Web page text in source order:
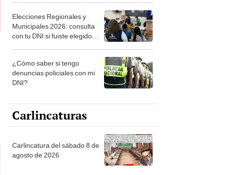
Elecciones Regionales y
Municipales 2026: consulta
con tu DNI si fuiste elegido
la ONPE
¿Cómo saber si tengo
denuncias policiales con mi
DNI?
Carlincaturas
Carlincatura del sábado 8 de
agosto de 2026